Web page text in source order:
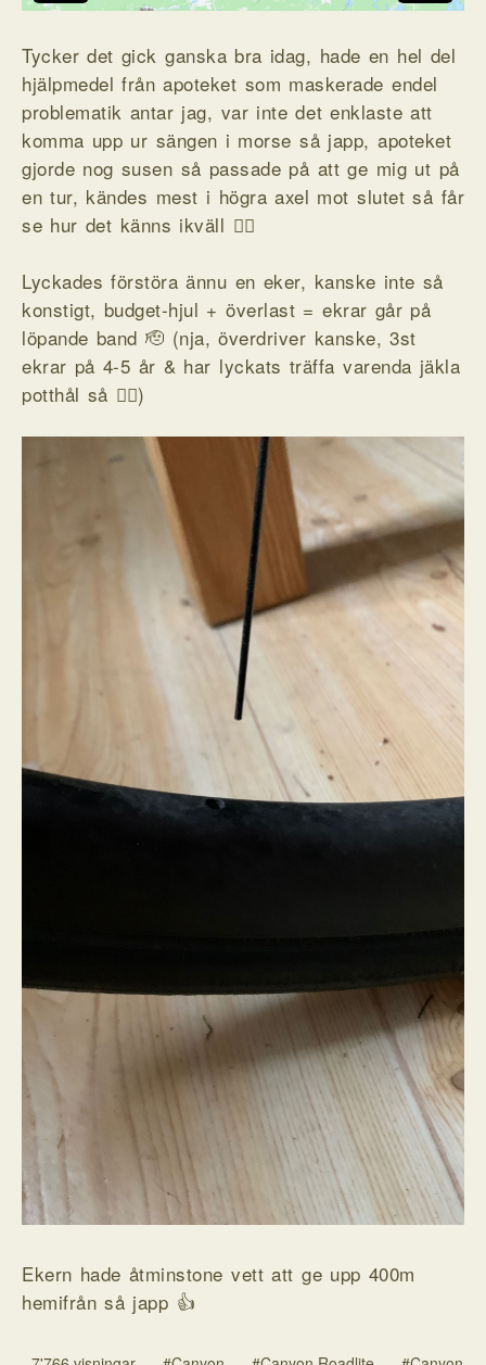
Tycker det gick ganska bra idag, hade en hel del
hjälpmedel från apoteket som maskerade endel
problematik antar jag, var inte det enklaste att
komma upp ur sängen i morse så japp, apoteket
gjorde nog susen så passade på att ge mig ut på
en tur, kändes mest i högra axel mot slutet så får
se hur det känns ikväll 🤷‍♂️
Lyckades förstöra ännu en eker, kanske inte så
konstigt, budget-hjul + överlast = ekrar går på
löpande band 🫡 (nja, överdriver kanske, 3st
ekrar på 4-5 år & har lyckats träffa varenda jäkla
potthål så 🤷‍♂️)
Ekern hade åtminstone vett att ge upp 400m
hemifrån så japp 👍